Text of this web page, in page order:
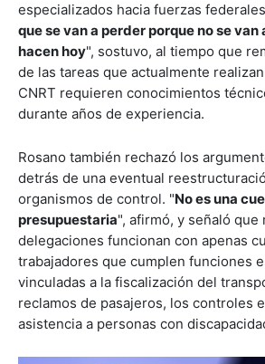
especializados hacia fuerzas
que se van a perder porque no se van
hacen hoy", sostuvo, al tiempo que
de las tareas que actualmente
CNRT requieren conocimientos
durante años de experiencia.
Rosano también rechazó los
detrás de una eventual
organismos de control. "No es una
presupuestaria", afirmó, y señaló que
delegaciones funcionan con apenas
trabajadores que cumplen funciones
vinculadas a la fiscalización del
reclamos de pasajeros, los controles
asistencia a personas con